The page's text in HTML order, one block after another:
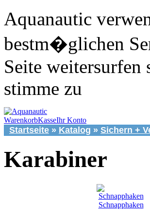
Aquanautic
bestm�glichen
Seite weitersurfen
stimme zu
WarenkorbKasseIhr Konto
Startseite » Katalog » Sichern +
Karabiner
Schnapphaken